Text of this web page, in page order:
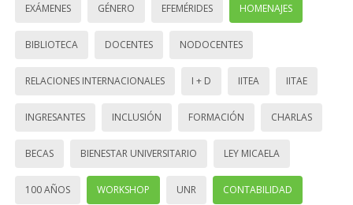
EXÁMENES GÉNERO EFEMÉRIDES HOMENAJES
BIBLIOTECA DOCENTES NODOCENTES
RELACIONES INTERNACIONALES I + D IITEA IITAE
INGRESANTES INCLUSIÓN FORMACIÓN CHARLAS
BECAS BIENESTAR UNIVERSITARIO LEY MICAELA
100 AÑOS WORKSHOP UNR CONTABILIDAD